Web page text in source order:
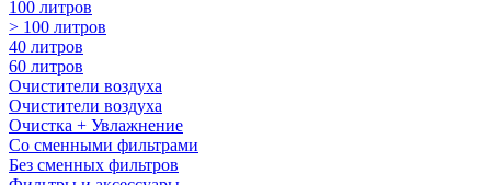
100 литров
> 100 литров
40 литров
60 литров
Очистители воздуха
Очистители воздуха
Очистка + Увлажнение
Cо сменными фильтрами
Без сменных фильтров